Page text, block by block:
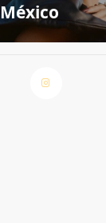
México